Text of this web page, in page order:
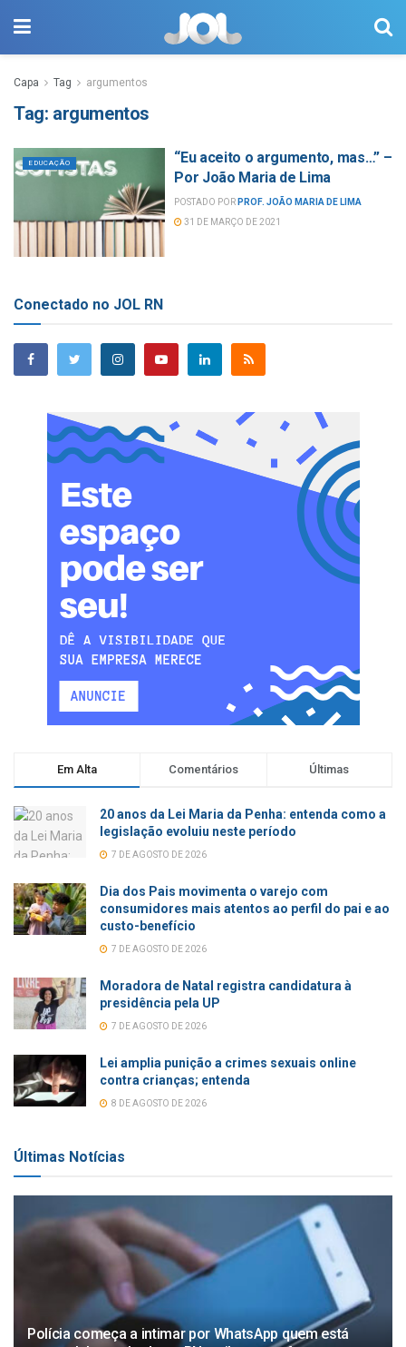
Capa Tag argumentos
Tag: argumentos
EDUCAÇÃO
“Eu aceito o argumento, mas…” –
Por João Maria de Lima
POSTADO POR PROF. JOÃO MARIA DE LIMA
31 DE MARÇO DE 2021
Conectado no JOL RN
Em Alta Comentários Últimas
20 anos da Lei Maria da Penha: entenda como a
legislação evoluiu neste período
7 DE AGOSTO DE 2026
Dia dos Pais movimenta o varejo com
consumidores mais atentos ao perfil do pai e ao
custo-benefício
7 DE AGOSTO DE 2026
Moradora de Natal registra candidatura à
presidência pela UP
7 DE AGOSTO DE 2026
Lei amplia punição a crimes sexuais online
contra crianças; entenda
8 DE AGOSTO DE 2026
Últimas Notícias
Polícia começa a intimar por WhatsApp quem está